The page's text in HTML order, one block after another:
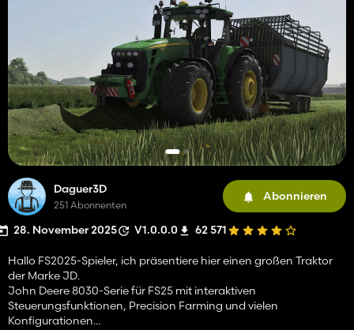
Daguer3D
251 Abonnenten
Abonnieren
28. November 2025 V1.0.0.0 62 571
Hallo FS2025-Spieler, ich präsentiere hier einen großen Traktor
der Marke JD.
John Deere 8030-Serie für FS25 mit interaktiven
Steuerungsfunktionen, Precision Farming und vielen
Konfigurationen...